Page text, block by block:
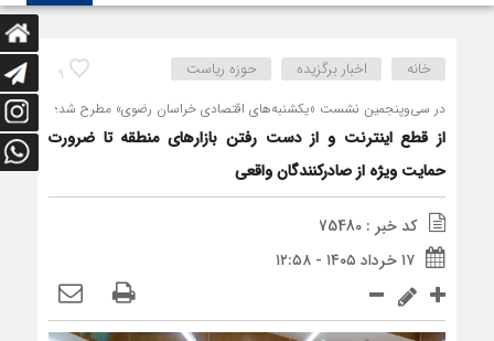
9 خانه اخبار برگزیده حوزه ریاست
در سی‌وپنجمین نشست «یکشنبه‌های اقتصادی خراسان رضوی» مطرح شد؛
از قطع اینترنت و از دست رفتن بازارهای منطقه تا ضرورت
حمایت ویژه از صادرکنندگان واقعی
کد خبر : 75480
۱۷ خرداد ۱۴۰۵ - ۱۲:۵۸